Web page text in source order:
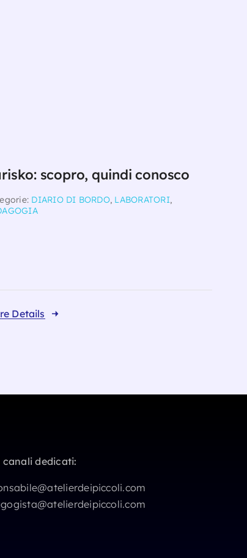
scopro, quindi conosco
DIARIO DI BORDO, LABORATORI,
Details
canali dedicati: